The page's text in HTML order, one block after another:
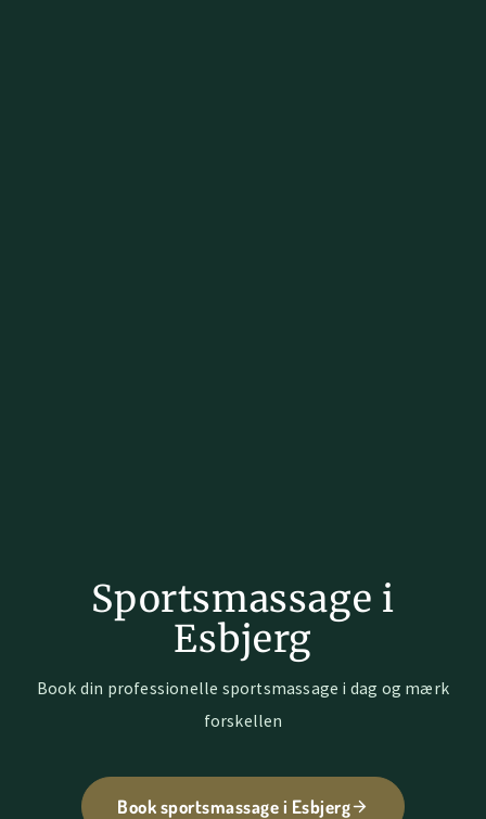
Sportsmassage i
Esbjerg
Book din professionelle sportsmassage i dag og mærk
forskellen
Book sportsmassage i Esbjerg